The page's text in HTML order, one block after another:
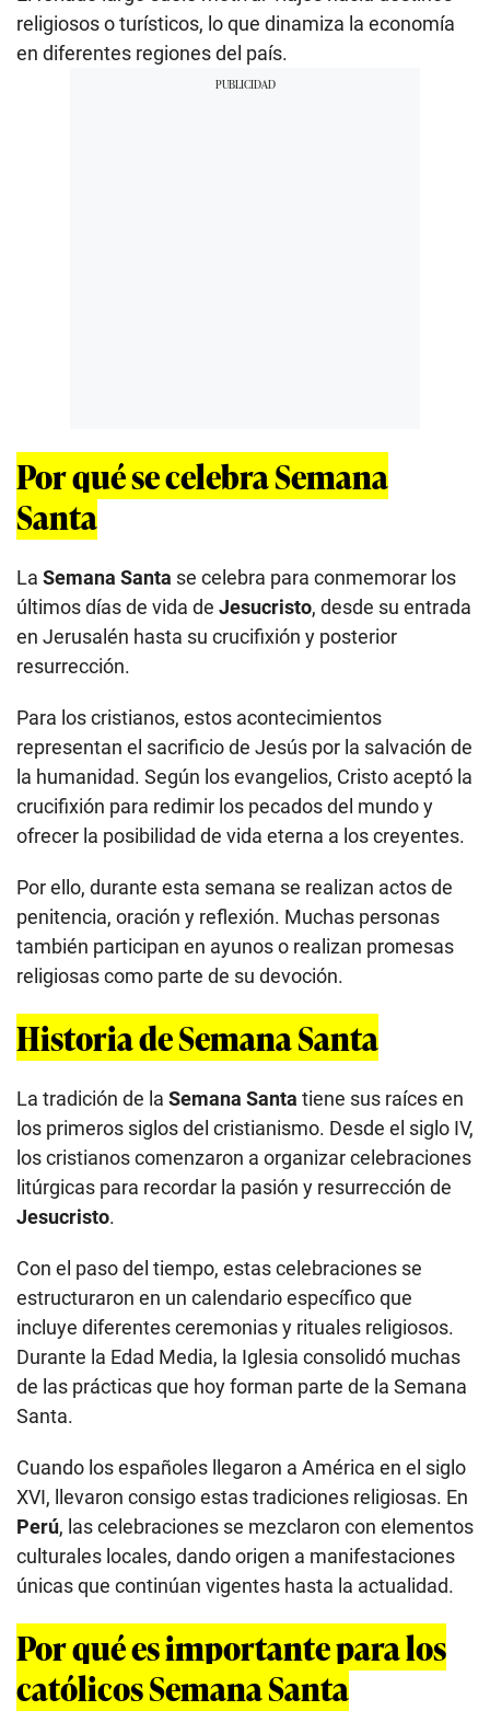
religiosos o turísticos, lo que dinamiza la economía
en diferentes regiones del país.
Por qué se celebra Semana
Santa
La Semana Santa se celebra para conmemorar los
últimos días de vida de Jesucristo, desde su entrada
en Jerusalén hasta su crucifixión y posterior
resurrección.
Para los cristianos, estos acontecimientos
representan el sacrificio de Jesús por la salvación de
la humanidad. Según los evangelios, Cristo aceptó la
crucifixión para redimir los pecados del mundo y
ofrecer la posibilidad de vida eterna a los creyentes.
Por ello, durante esta semana se realizan actos de
penitencia, oración y reflexión. Muchas personas
también participan en ayunos o realizan promesas
religiosas como parte de su devoción.
Historia de Semana Santa
La tradición de la Semana Santa tiene sus raíces en
los primeros siglos del cristianismo. Desde el siglo IV,
los cristianos comenzaron a organizar celebraciones
litúrgicas para recordar la pasión y resurrección de
Jesucristo.
Con el paso del tiempo, estas celebraciones se
estructuraron en un calendario específico que
incluye diferentes ceremonias y rituales religiosos.
Durante la Edad Media, la Iglesia consolidó muchas
de las prácticas que hoy forman parte de la Semana
Santa.
Cuando los españoles llegaron a América en el siglo
XVI, llevaron consigo estas tradiciones religiosas. En
Perú, las celebraciones se mezclaron con elementos
culturales locales, dando origen a manifestaciones
únicas que continúan vigentes hasta la actualidad.
Por qué es importante para los
católicos Semana Santa